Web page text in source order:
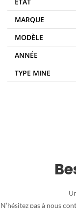
MARQUE
MODÈLE
ANNÉE
TYPE MINE
N’hésitez pas à nous